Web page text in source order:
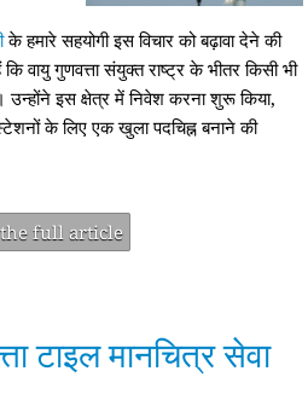
के हमारे सहयोगी इस विचार को बढ़ावा देने की
वायु गुणवत्ता संयुक्त राष्ट्र के भीतर किसी भी
उन्होंने इस क्षेत्र में निवेश करना शुरू किया,
के लिए एक खुला पदचिह्न बनाने की
the full article
टाइल मानचित्र सेवा